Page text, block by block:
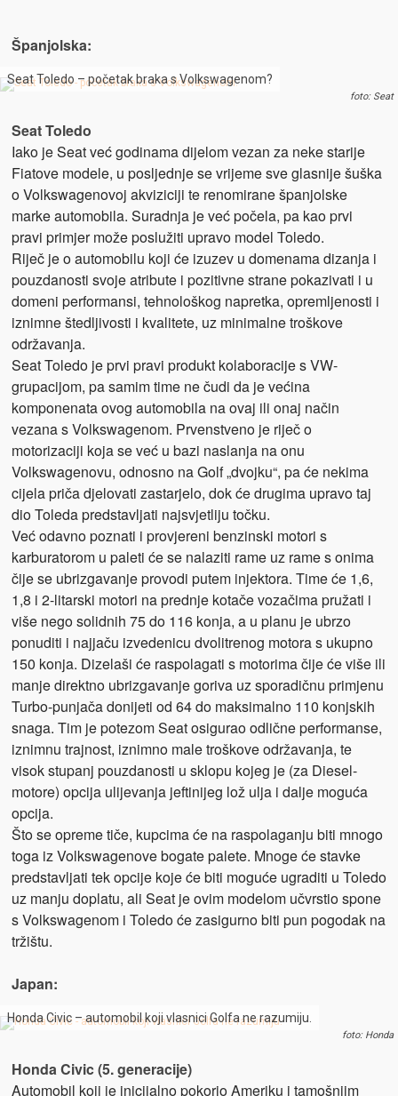
Španjolska:
Seat Toledo – početak braka s Volkswagenom?
foto: Seat
Seat Toledo
Iako je Seat već godinama dijelom vezan za neke starije
Fiatove modele, u posljednje se vrijeme sve glasnije šuška
o Volkswagenovoj akviziciji te renomirane španjolske
marke automobila. Suradnja je već počela, pa kao prvi
pravi primjer može poslužiti upravo model Toledo.
Riječ je o automobilu koji će izuzev u domenama dizanja i
pouzdanosti svoje atribute i pozitivne strane pokazivati i u
domeni performansi, tehnološkog napretka, opremljenosti i
iznimne štedljivosti i kvalitete, uz minimalne troškove
održavanja.
Seat Toledo je prvi pravi produkt kolaboracije s VW-
grupacijom, pa samim time ne čudi da je većina
komponenata ovog automobila na ovaj ili onaj način
vezana s Volkswagenom. Prvenstveno je riječ o
motorizaciji koja se već u bazi naslanja na onu
Volkswagenovu, odnosno na Golf „dvojku“, pa će nekima
cijela priča djelovati zastarjelo, dok će drugima upravo taj
dio Toleda predstavljati najsvjetliju točku.
Već odavno poznati i provjereni benzinski motori s
karburatorom u paleti će se nalaziti rame uz rame s onima
čije se ubrizgavanje provodi putem injektora. Time će 1,6,
1,8 i 2-litarski motori na prednje kotače vozačima pružati i
više nego solidnih 75 do 116 konja, a u planu je ubrzo
ponuditi i najjaču izvedenicu dvolitrenog motora s ukupno
150 konja. Dizelaši će raspolagati s motorima čije će više ili
manje direktno ubrizgavanje goriva uz sporadičnu primjenu
Turbo-punjača donijeti od 64 do maksimalno 110 konjskih
snaga. Tim je potezom Seat osigurao odlične performanse,
iznimnu trajnost, iznimno male troškove održavanja, te
visok stupanj pouzdanosti u sklopu kojeg je (za Diesel-
motore) opcija ulijevanja jeftinijeg lož ulja i dalje moguća
opcija.
Što se opreme tiče, kupcima će na raspolaganju biti mnogo
toga iz Volkswagenove bogate palete. Mnoge će stavke
predstavljati tek opcije koje će biti moguće ugraditi u Toledo
uz manju doplatu, ali Seat je ovim modelom učvrstio spone
s Volkswagenom i Toledo će zasigurno biti pun pogodak na
tržištu.
Japan:
Honda Civic – automobil koji vlasnici Golfa ne razumiju.
foto: Honda
Honda Civic (5. generacije)
Automobil koji je inicijalno pokorio Ameriku i tamošnjim